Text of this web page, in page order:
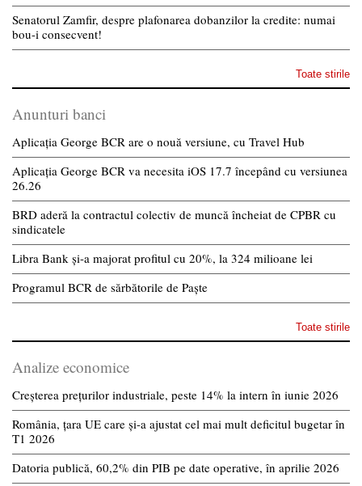
Senatorul Zamfir, despre plafonarea dobanzilor la credite: numai
bou-i consecvent!
Toate stirile
Anunturi banci
Aplicația George BCR are o nouă versiune, cu Travel Hub
Aplicația George BCR va necesita iOS 17.7 începând cu versiunea
26.26
BRD aderă la contractul colectiv de muncă încheiat de CPBR cu
sindicatele
Libra Bank și-a majorat profitul cu 20%, la 324 milioane lei
Programul BCR de sărbătorile de Paște
Toate stirile
Analize economice
Creșterea prețurilor industriale, peste 14% la intern în iunie 2026
România, țara UE care și-a ajustat cel mai mult deficitul bugetar în
T1 2026
Datoria publică, 60,2% din PIB pe date operative, în aprilie 2026